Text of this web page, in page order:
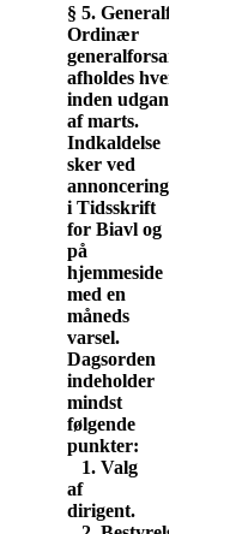
§ 5. Generalforsamling.
Ordinær
generalforsamling
afholdes hvert år
inden udgangen
af marts.
Indkaldelse
sker ved
annoncering
i Tidsskrift
for Biavl og
på
hjemmeside
med en
måneds
varsel.
Dagsorden
indeholder
mindst
følgende
punkter:
1. Valg
af
dirigent.